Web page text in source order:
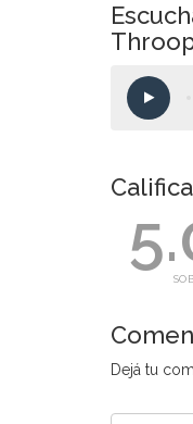
Dejá tu